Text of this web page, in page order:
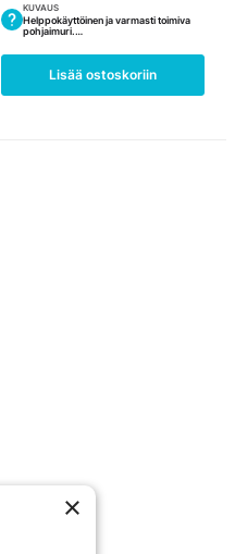
KUVAUS
Helppokäyttöinen ja varmasti toimiva
pohjaimuri.…
Lisää ostoskoriin
×